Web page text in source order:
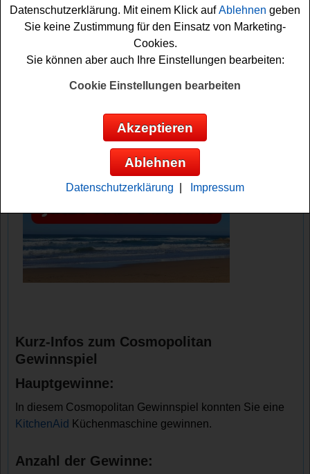
Cosmopolitan verlost eine KitchenAid
Kurz-Infos zum Cosmopolitan
Gewinnspiel
Hauptgewinne:
In diesem Cosmopolitan Gewinnspiel konnten Sie eine
KitchenAid Küchenmaschine gewinnen.
Anzahl der Gewinne:
Datenschutzerklärung. Mit einem Klick aufAblehnen geben
Sie keine Zustimmung für den Einsatz von Marketing-
Cookies.
Sie können aber auch Ihre Einstellungen bearbeiten:
Cookie Einstellungen bearbeiten
Akzeptieren
Ablehnen
Datenschutzerklärung Impressum